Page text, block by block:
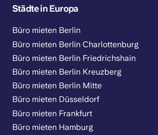
Städte in Europa
Büro mieten Berlin
Büro mieten Berlin Charlottenburg
Büro mieten Berlin Friedrichshain
Büro mieten Berlin Kreuzberg
Büro mieten Berlin Mitte
Büro mieten Düsseldorf
Büro mieten Frankfurt
Büro mieten Hamburg